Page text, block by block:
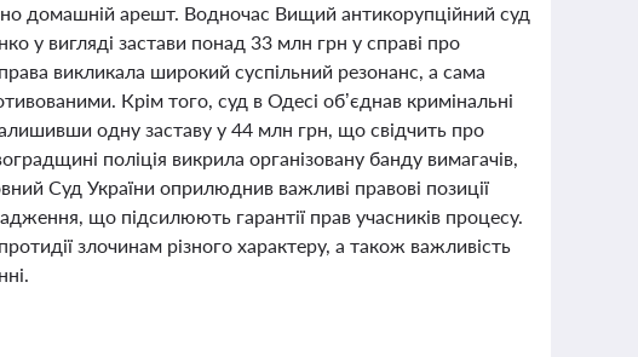
домашній арешт. Водночас Вищий антикорупційний суд
у вигляді застави понад 33 млн грн у справі про
викликала широкий суспільний резонанс, а сама
Крім того, суд в Одесі об’єднав кримінальні
одну заставу у 44 млн грн, що свідчить про
поліція викрила організовану банду вимагачів,
Суд України оприлюднив важливі правові позиції
що підсилюють гарантії прав учасників процесу.
злочинам різного характеру, а також важливість